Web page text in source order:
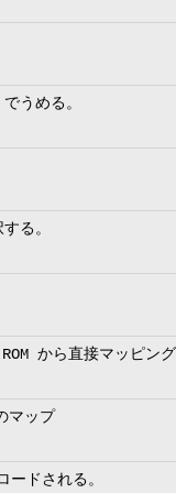
うめる。
る。
から直接マッピン
ップ
ードされる。